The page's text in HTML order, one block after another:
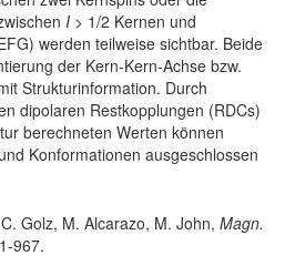
I > 1/2 Kernen und
werden teilweise sichtbar. Beide
der Kern-Kern-Achse bzw.
Strukturinformation. Durch
dipolaren Restkopplungen (RDCs)
berechneten Werten können
Konformationen ausgeschlossen
Golz, M. Alcarazo, M. John, Magn.
967.